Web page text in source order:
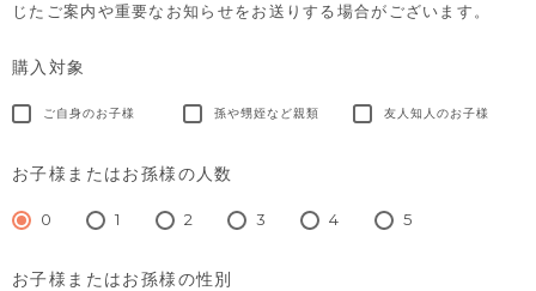
じたご案内や重要なお知らせをお送りする場合がございます。
購入対象
ご自身のお子様 孫や甥姪など親類 友人知人のお子様
お子様またはお孫様の人数
0 1 2 3 4 5
お子様またはお孫様の性別